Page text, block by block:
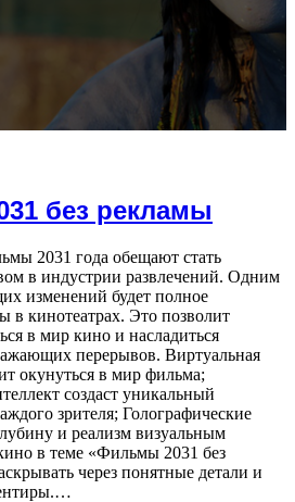
без рекламы
2031 года обещают стать
в индустрии развлечений. Одним
изменений будет полное
в кинотеатрах. Это позволит
в мир кино и насладиться
перерывов. Виртуальная
окунуться в мир фильма;
создаст уникальный
зрителя; Голографические
и реализм визуальным
в теме «Фильмы 2031 без
через понятные детали и